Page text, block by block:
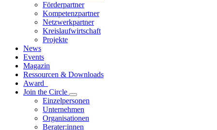
Förderpartner
Kompetenzpartner
Netzwerkpartner
Kreislaufwirtschaft
Projekte
News
Events
Magazin
Ressourcen & Downloads
Award
Join the Circle
Einzelpersonen
Unternehmen
Organisationen
Berater:innen